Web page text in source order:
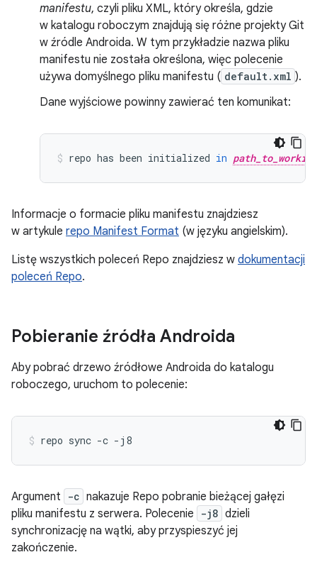
manifestu, czyli pliku XML, który określa, gdzie
w katalogu roboczym znajdują się różne projekty Git
w źródle Androida. W tym przykładzie nazwa pliku
manifestu nie została określona, więc polecenie
używa domyślnego pliku manifestu ( default.xml ).
Dane wyjściowe powinny zawierać ten komunikat:
repo has been initialized in
Informacje o formacie pliku manifestu znajdziesz
w artykule repo Manifest Format (w języku angielskim).
Listę wszystkich poleceń Repo znajdziesz w dokumentacji
poleceń Repo.
Pobieranie źródła Androida
Aby pobrać drzewo źródłowe Androida do katalogu
roboczego, uruchom to polecenie:
repo sync -c -j8
Argument -c nakazuje Repo pobranie bieżącej gałęzi
pliku manifestu z serwera. Polecenie
-j8 dzieli
synchronizację na wątki, aby przyspieszyć jej
zakończenie.